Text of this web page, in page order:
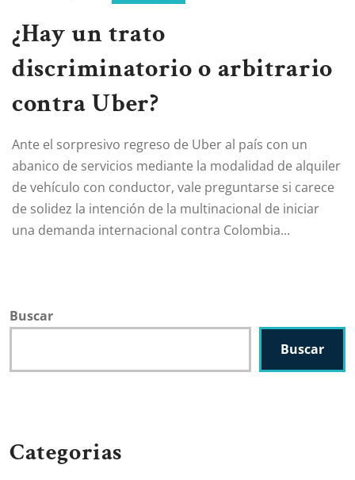
¿Hay un trato
discriminatorio o arbitrario
contra Uber?
Ante el sorpresivo regreso de Uber al país con un
abanico de servicios mediante la modalidad de alquiler
de vehículo con conductor, vale preguntarse si carece
de solidez la intención de la multinacional de iniciar
una demanda internacional contra Colombia...
Buscar
Buscar
Categorias